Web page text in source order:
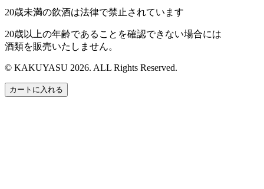
20歳未満の飲酒は法律で禁止されています
20歳以上の年齢であることを確認できない場合には
酒類を販売いたしません。
© KAKUYASU 2026. ALL Rights Reserved.
カートに入れる